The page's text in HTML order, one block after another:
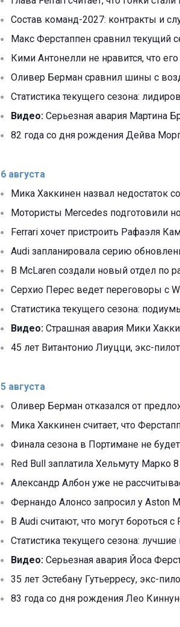
Состав команд-2027: контракты и
Макс Ферстаппен сравнил текущий
Кими Антонелли не нравится, что
Оливер Берман сравнил шины с
Статистика текущего сезона:
Видео: Серьезная авария Мартина
82 года со дня рождения Дейва
6 августа
Мика Хаккинен назвал
Мотористы Mercedes подготовили
Ferrari хочет пристроить Рафаэля
Audi запланировала серию
В McLaren создали новый отдел по
Серхио Перес ведет переговоры с
Статистика текущего сезона:
Видео: Страшная авария Мики
45 лет Витантонио Лиуцци, экс-
5 августа
Оливер Берман отказался от
Мика Хаккинен считает, что
Финала сезона в Портимане не будет
Red Bull заплатила Хельмуту Марко
Александр Албон уже не
Фернандо Алонсо запросил у Aston
В Audi считают, что могут бороться с
Статистика текущего сезона: лучшие
Видео: Серьезная авария Йоса
35 лет Эстебану Гутьерресу, экс-
83 года со дня рождения Лео